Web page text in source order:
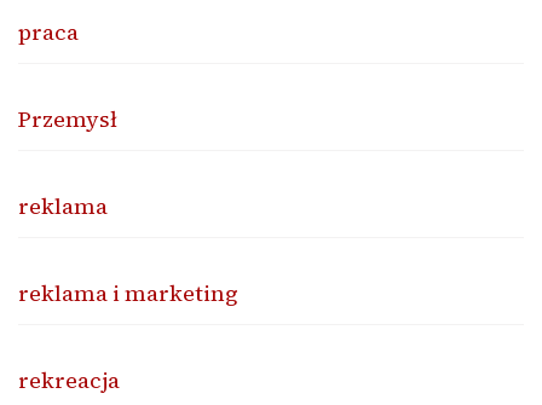
praca
Przemysł
reklama
reklama i marketing
rekreacja